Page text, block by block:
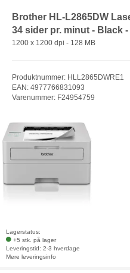
Brother HL-L2865DW
34 sider pr. minut - Black -
1200 x 1200 dpi - 128 MB
Produktnummer: HLL2865DWRE1
EAN: 4977766831093
Varenummer: F24954759
Lagerstatus:
+5 stk. på lager
Leveringstid: 2-3 hverdage
Mere leveringsinfo